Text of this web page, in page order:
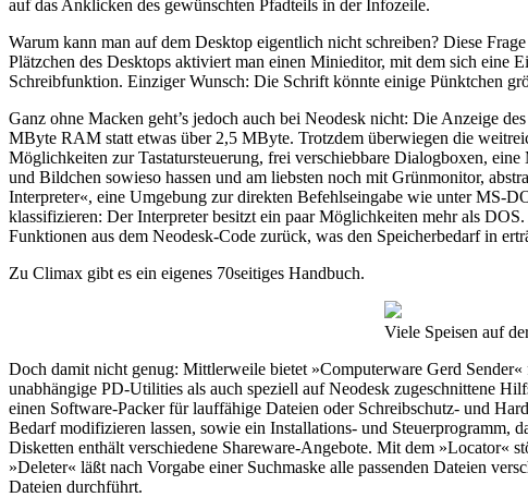
auf das Anklicken des gewünschten Pfadteils in der Infozeile.
Warum kann man auf dem Desktop eigentlich nicht schreiben? Diese
Plätzchen des Desktops aktiviert man einen Minieditor, mit dem sich
Schreibfunktion. Einziger Wunsch: Die Schrift könnte einige Pünktchen
Ganz ohne Macken geht’s jedoch auch bei Neodesk nicht: Die Anzeige
MByte RAM statt etwas über 2,5 MByte. Trotzdem überwiegen die
Möglichkeiten zur Tastatursteuerung, frei verschiebbare Dialogboxen,
und Bildchen sowieso hassen und am liebsten noch mit Grünmonitor,
Interpreter«, eine Umgebung zur direkten Befehlseingabe wie unter MS-
klassifizieren: Der Interpreter besitzt ein paar Möglichkeiten mehr als
Funktionen aus dem Neodesk-Code zurück, was den Speicherbedarf in
Zu Climax gibt es ein eigenes 70seitiges Handbuch.
Viele Speisen auf
Doch damit nicht genug: Mittlerweile bietet »Computerware Gerd
unabhängige PD-Utilities als auch speziell auf Neodesk zugeschnittene
einen Software-Packer für lauffähige Dateien oder Schreibschutz- und
Bedarf modifizieren lassen, sowie ein Installations- und Steuerprogramm,
Disketten enthält verschiedene Shareware-Angebote. Mit dem »Locator«
»Deleter« läßt nach Vorgabe einer Suchmaske alle passenden Dateien
Dateien durchführt.